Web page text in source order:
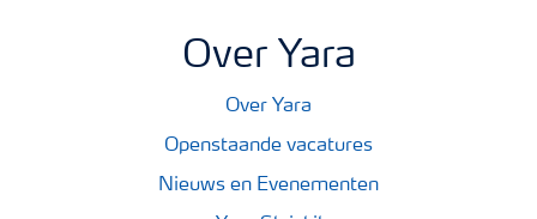
Over Yara
Over Yara
Openstaande vacatures
Nieuws en Evenementen